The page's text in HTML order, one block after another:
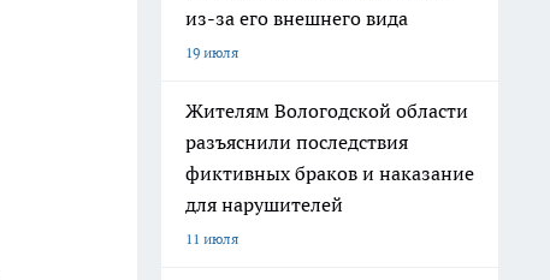
из-за его внешнего вида
19 июля
Жителям Вологодской области
разъяснили последствия
фиктивных браков и наказание
для нарушителей
11 июля